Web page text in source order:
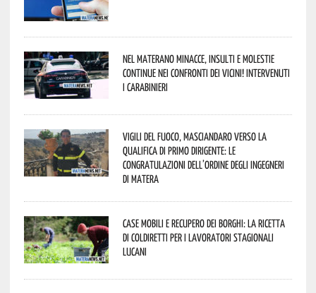
Nel materano minacce, insulti e molestie
continue nei confronti dei vicini! Intervenuti
i Carabinieri
Vigili del Fuoco, Masciandaro verso la
qualifica di Primo Dirigente: le
congratulazioni dell’Ordine degli Ingegneri
di Matera
Case mobili e recupero dei borghi: la ricetta
di Coldiretti per i lavoratori stagionali
lucani